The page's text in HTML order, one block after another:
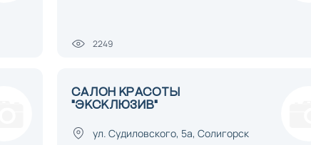
2249
САЛОН КРАСОТЫ
"ЭКСКЛЮЗИВ"
ул. Судиловского, 5а, Солигорск